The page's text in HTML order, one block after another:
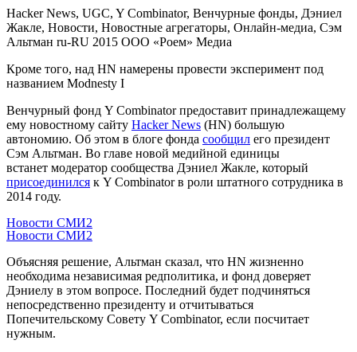
Hacker News, UGC, Y Combinator, Венчурные фонды, Дэниел
Жакле, Новости, Новостные агрегаторы, Онлайн-медиа, Сэм
Альтман ru-RU 2015 ООО «Роем» Медиа
Кроме того, над HN намерены провести эксперимент под
названием Modnesty I
Венчурный фонд Y Combinator предоставит принадлежащему
ему новостному сайту Hacker News (HN) большую
автономию. Об этом в блоге фонда сообщил его президент
Сэм Альтман. Во главе новой медийной единицы
встанет модератор сообщества Дэниел Жакле, который
присоединился к Y Combinator в роли штатного сотрудника в
2014 году.
Новости СМИ2
Новости СМИ2
Объясняя решение, Альтман сказал, что HN жизненно
необходима независимая редполитика, и фонд доверяет
Дэниелу в этом вопросе. Последний будет подчиняться
непосредственно президенту и отчитываться
Попечительскому Совету Y Combinator, если посчитает
нужным.